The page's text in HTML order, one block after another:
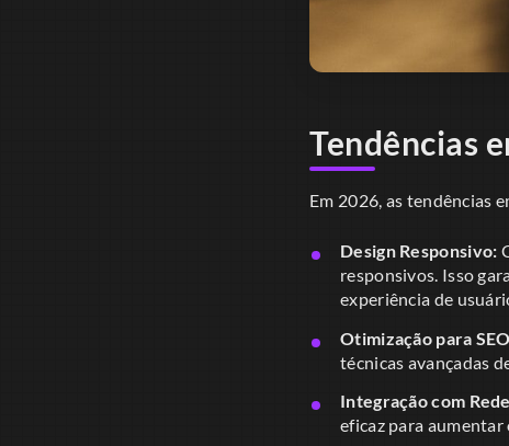
Tendências
Em 2026, as tendências
Design Responsivo:
responsivos. Isso
experiência de
Otimização para
técnicas avançadas
Integração com
eficaz para aumentar